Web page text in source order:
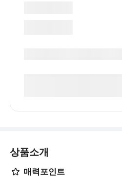
상품소개
매력포인트